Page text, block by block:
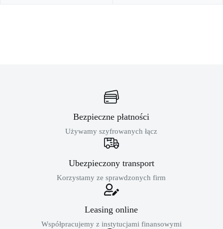
Bezpieczne płatności
Używamy szyfrowanych łącz
Ubezpieczony transport
Korzystamy ze sprawdzonych firm
Leasing online
Współpracujemy z instytucjami finansowymi